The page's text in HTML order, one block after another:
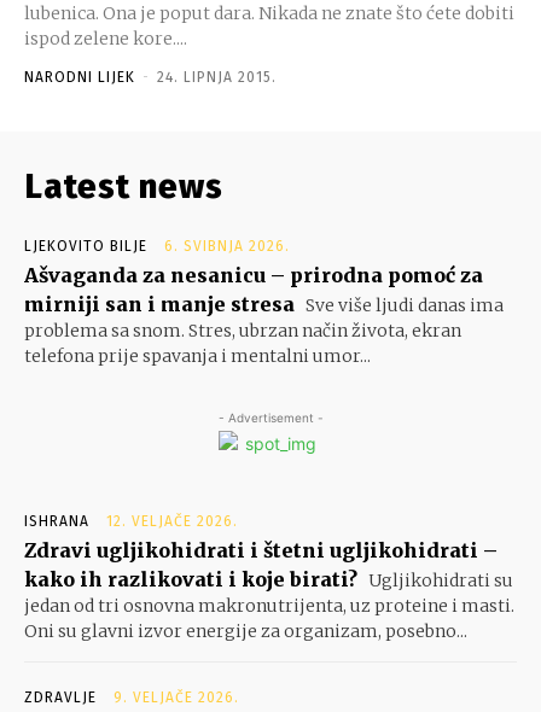
lubenica. Ona je poput dara. Nikada ne znate što ćete dobiti
ispod zelene kore....
NARODNI LIJEK - 24. LIPNJA 2015.
Latest news
LJEKOVITO BILJE 6. SVIBNJA 2026.
Ašvaganda za nesanicu – prirodna pomoć za
mirniji san i manje stresa Sve više ljudi danas ima
problema sa snom. Stres, ubrzan način života, ekran
telefona prije spavanja i mentalni umor...
- Advertisement -
ISHRANA 12. VELJAČE 2026.
Zdravi ugljikohidrati i štetni ugljikohidrati –
kako ih razlikovati i koje birati? Ugljikohidrati su
jedan od tri osnovna makronutrijenta, uz proteine i masti.
Oni su glavni izvor energije za organizam, posebno...
ZDRAVLJE 9. VELJAČE 2026.